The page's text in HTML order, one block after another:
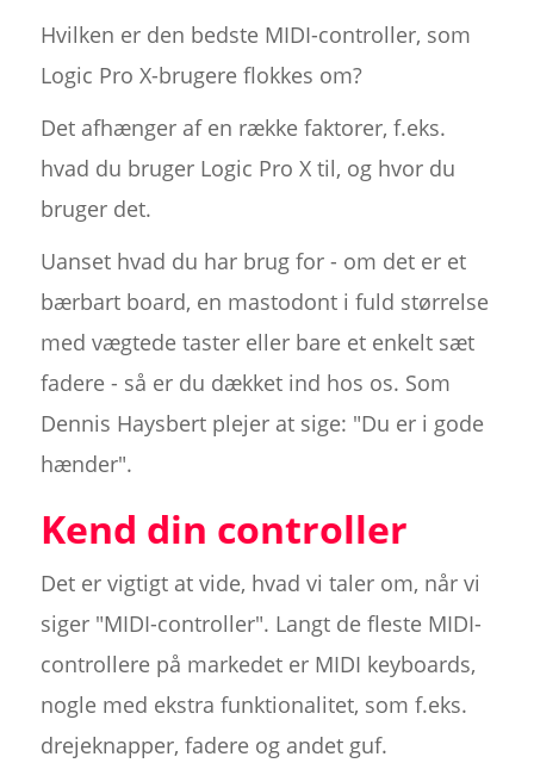
Hvilken er den bedste MIDI-controller, som
Logic Pro X-brugere flokkes om?
Det afhænger af en række faktorer, f.eks.
hvad du bruger Logic Pro X til, og hvor du
bruger det.
Uanset hvad du har brug for - om det er et
bærbart board, en mastodont i fuld størrelse
med vægtede taster eller bare et enkelt sæt
fadere - så er du dækket ind hos os. Som
Dennis Haysbert plejer at sige: "Du er i gode
hænder".
Kend din controller
Det er vigtigt at vide, hvad vi taler om, når vi
siger "MIDI-controller". Langt de fleste MIDI-
controllere på markedet er MIDI keyboards,
nogle med ekstra funktionalitet, som f.eks.
drejeknapper, fadere og andet guf.